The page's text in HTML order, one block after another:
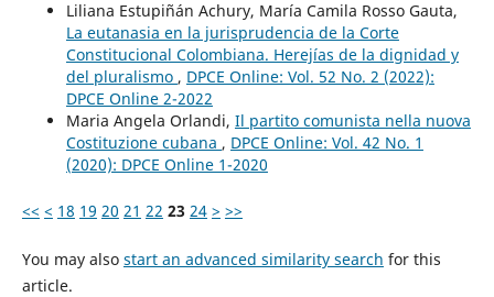
Liliana Estupiñán Achury, María Camila Rosso Gauta,
La eutanasia en la jurisprudencia de la Corte
Constitucional Colombiana. Herejías de la dignidad y
del pluralismo , DPCE Online: Vol. 52 No. 2 (2022):
DPCE Online 2-2022
Maria Angela Orlandi, Il partito comunista nella nuova
Costituzione cubana , DPCE Online: Vol. 42 No. 1
(2020): DPCE Online 1-2020
<< < 18 19 20 21 22 23 24 > >>
You may also start an advanced similarity search for this
article.